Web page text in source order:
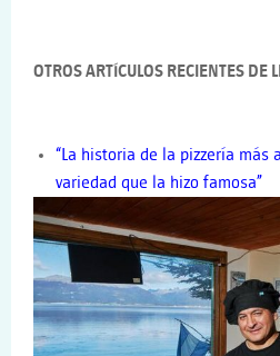
OTROS ARTÍCULOS RECIENTES DE
“La historia de la pizzería más
variedad que la hizo famosa”